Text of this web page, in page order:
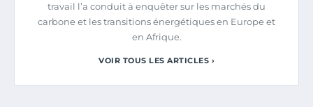
travail l’a conduit à enquêter sur les marchés du
carbone et les transitions énergétiques en Europe et
en Afrique.
VOIR TOUS LES ARTICLES ›